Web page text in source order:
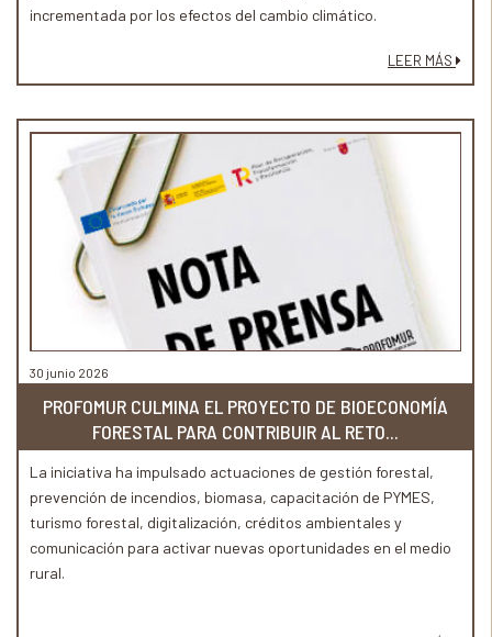
incrementada por los efectos del cambio climático.
LEER MÁS
30 junio 2026
PROFOMUR CULMINA EL PROYECTO DE BIOECONOMÍA
FORESTAL PARA CONTRIBUIR AL RETO...
La iniciativa ha impulsado actuaciones de gestión forestal,
prevención de incendios, biomasa, capacitación de PYMES,
turismo forestal, digitalización, créditos ambientales y
comunicación para activar nuevas oportunidades en el medio
rural.